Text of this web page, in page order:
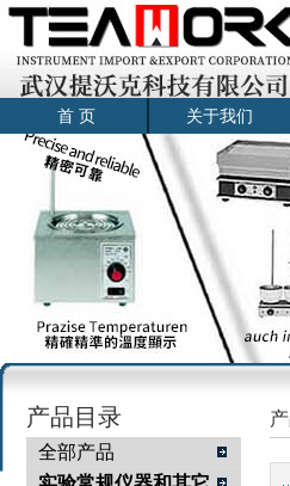
首 页 关于我们
产品目录
全部产品